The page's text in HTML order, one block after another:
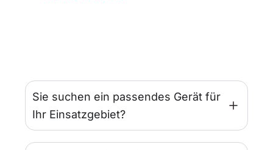
Sie suchen ein passendes Gerät für
Ihr Einsatzgebiet?